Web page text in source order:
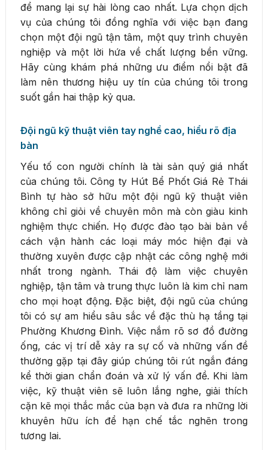
để mang lại sự hài lòng cao nhất. Lựa chọn dịch
vụ của chúng tôi đồng nghĩa với việc bạn đang
chọn một đội ngũ tận tâm, một quy trình chuyên
nghiệp và một lời hứa về chất lượng bền vững.
Hãy cùng khám phá những ưu điểm nổi bật đã
làm nên thương hiệu uy tín của chúng tôi trong
suốt gần hai thập kỷ qua.
Đội ngũ kỹ thuật viên tay nghề cao, hiểu rõ địa
bàn
Yếu tố con người chính là tài sản quý giá nhất
của chúng tôi. Công ty Hút Bể Phốt Giá Rẻ Thái
Bình tự hào sở hữu một đội ngũ kỹ thuật viên
không chỉ giỏi về chuyên môn mà còn giàu kinh
nghiệm thực chiến. Họ được đào tạo bài bản về
cách vận hành các loại máy móc hiện đại và
thường xuyên được cập nhật các công nghệ mới
nhất trong ngành. Thái độ làm việc chuyên
nghiệp, tận tâm và trung thực luôn là kim chỉ nam
cho mọi hoạt động. Đặc biệt, đội ngũ của chúng
tôi có sự am hiểu sâu sắc về đặc thù hạ tầng tại
Phường Khương Đình. Việc nắm rõ sơ đồ đường
ống, các vị trí dễ xảy ra sự cố và những vấn đề
thường gặp tại đây giúp chúng tôi rút ngắn đáng
kể thời gian chẩn đoán và xử lý vấn đề. Khi làm
việc, kỹ thuật viên sẽ luôn lắng nghe, giải thích
cặn kẽ mọi thắc mắc của bạn và đưa ra những lời
khuyên hữu ích để hạn chế tắc nghẽn trong
tương lai.